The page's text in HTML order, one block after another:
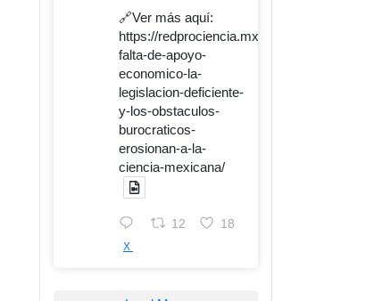
🔗Ver más aquí:
https://redprociencia.mx/la-
falta-de-apoyo-
economico-la-
legislacion-deficiente-
y-los-obstaculos-
burocraticos-
erosionan-a-la-
ciencia-mexicana/
12 18
X